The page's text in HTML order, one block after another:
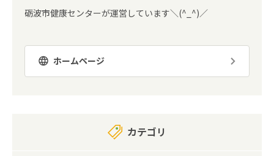
砺波市健康センターが運営しています＼(^_^)／
ホームページ
カテゴリ